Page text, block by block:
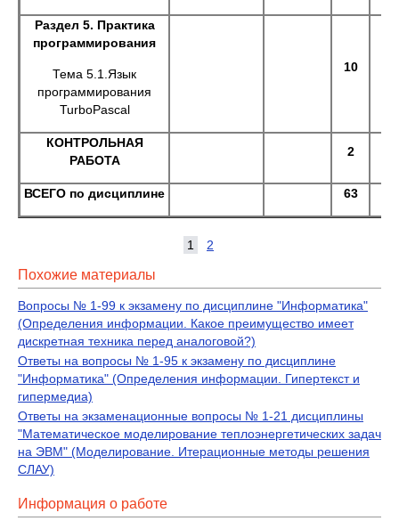
Раздел 5. Практика
программирования
Тема 5.1.Язык
программирования
TurboPascal
10
КОНТРОЛЬНАЯ
РАБОТА
2
ВСЕГО по дисциплине 63
1 2
Похожие материалы
Вопросы № 1-99 к экзамену по дисциплине "Информатика"
(Определения информации. Какое преимущество имеет
дискретная техника перед аналоговой?)
Ответы на вопросы № 1-95 к экзамену по дисциплине
"Информатика" (Определения информации. Гипертекст и
гипермедиа)
Ответы на экзаменационные вопросы № 1-21 дисциплины
"Математическое моделирование теплоэнергетических задач
на ЭВМ" (Моделирование. Итерационные методы решения
СЛАУ)
Информация о работе